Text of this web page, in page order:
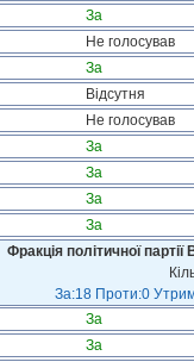
За
Не голосував
За
Відсутня
Не голосував
За
За
За
За
Фракція політичної
За:18 Проти:0
За
За